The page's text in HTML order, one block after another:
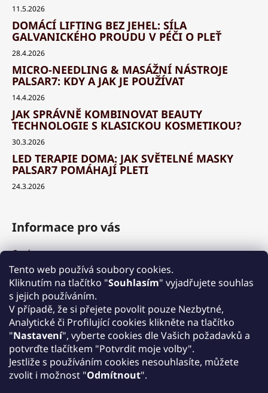
Tento web používá soubory cookies.
Kliknutím na tlačítko "Souhlasím" vyjadřujete souhlas
s jejich používáním.
V případě, že si přejete povolit pouze Nezbytné,
Analytické či Profilující cookies klikněte na tlačítko
"Nastavení", vyberte cookies dle Vašich požadavků a
potvrďte tlačítkem "Potvrdit moje volby".
Jestliže s používáním cookies nesouhlasíte, můžete
zvolit i možnost "Odmítnout".
11.5.2026
DOMÁCÍ LIFTING BEZ JEHEL: SÍLA
GALVANICKÉHO PROUDU V PÉČI O PLEŤ
28.4.2026
MICRO-NEEDLING & MASÁŽNÍ NÁSTROJE
PALSAR7: KDY A JAK JE POUŽÍVAT
14.4.2026
JAK SPRÁVNĚ KOMBINOVAT BEAUTY
TECHNOLOGIE S KLASICKOU KOSMETIKOU?
30.3.2026
LED TERAPIE DOMA: JAK SVĚTELNÉ MASKY
PALSAR7 POMÁHAJÍ PLETI
24.3.2026
Informace pro vás
O nás
Výhody a garance
Množstevní slevy
Způsob nákupu a dopravy
Reklamace
Obchodní podmínky
Podmínky ochrany osobních údajů
Kontakt
Zpětný odběr elektrozařízení